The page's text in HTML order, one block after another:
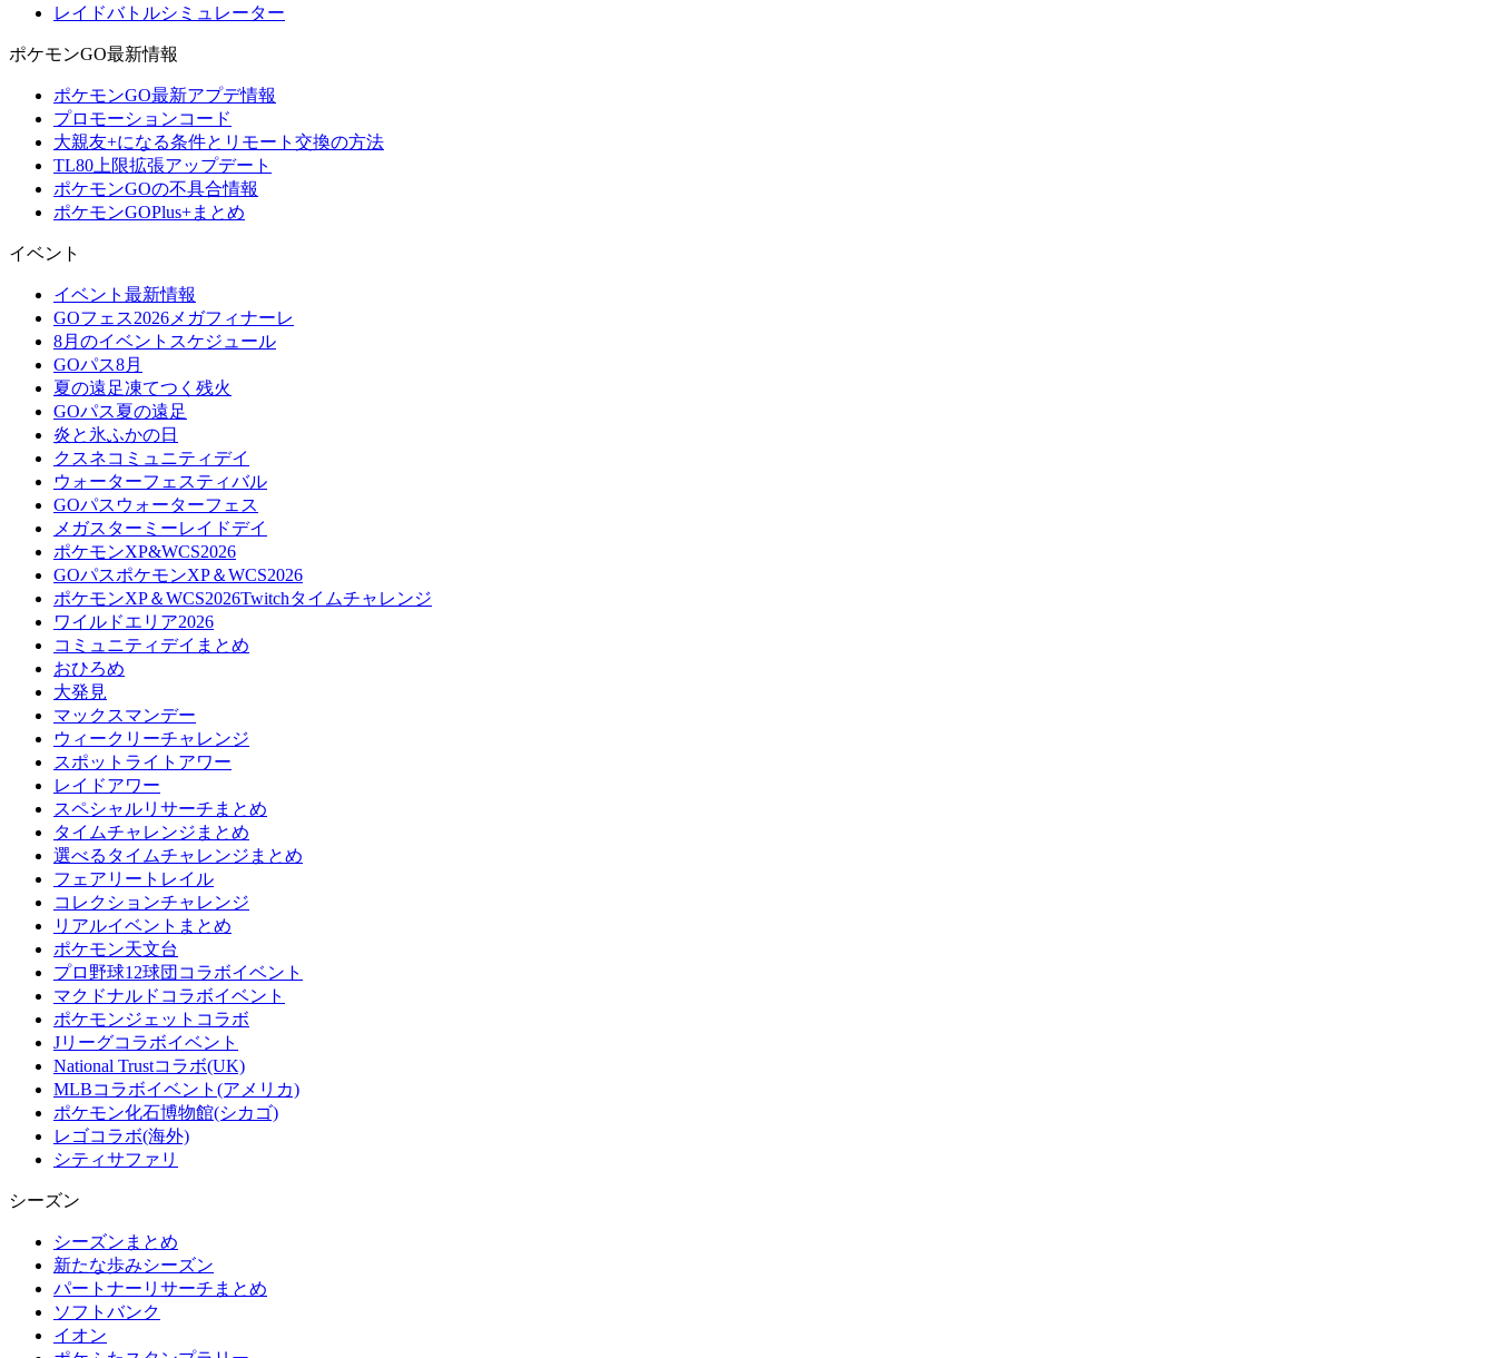
レイドバトルシミュレーター
ポケモンGO最新情報
ポケモンGO最新アプデ情報
プロモーションコード
大親友+になる条件とリモート交換の方法
TL80上限拡張アップデート
ポケモンGOの不具合情報
ポケモンGOPlus+まとめ
イベント
イベント最新情報
GOフェス2026メガフィナーレ
8月のイベントスケジュール
GOパス8月
夏の遠足凍てつく残火
GOパス夏の遠足
炎と氷ふかの日
クスネコミュニティデイ
ウォーターフェスティバル
GOパスウォーターフェス
メガスターミーレイドデイ
ポケモンXP&WCS2026
GOパスポケモンXP＆WCS2026
ポケモンXP＆WCS2026Twitchタイムチャレンジ
ワイルドエリア2026
コミュニティデイまとめ
おひろめ
大発見
マックスマンデー
ウィークリーチャレンジ
スポットライトアワー
レイドアワー
スペシャルリサーチまとめ
タイムチャレンジまとめ
選べるタイムチャレンジまとめ
フェアリートレイル
コレクションチャレンジ
リアルイベントまとめ
ポケモン天文台
プロ野球12球団コラボイベント
マクドナルドコラボイベント
ポケモンジェットコラボ
Jリーグコラボイベント
National Trustコラボ(UK)
MLBコラボイベント(アメリカ)
ポケモン化石博物館(シカゴ)
レゴコラボ(海外)
シティサファリ
シーズン
シーズンまとめ
新たな歩みシーズン
パートナーリサーチまとめ
ソフトバンク
イオン